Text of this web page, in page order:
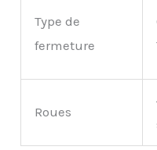
Type de
fermeture
Roues